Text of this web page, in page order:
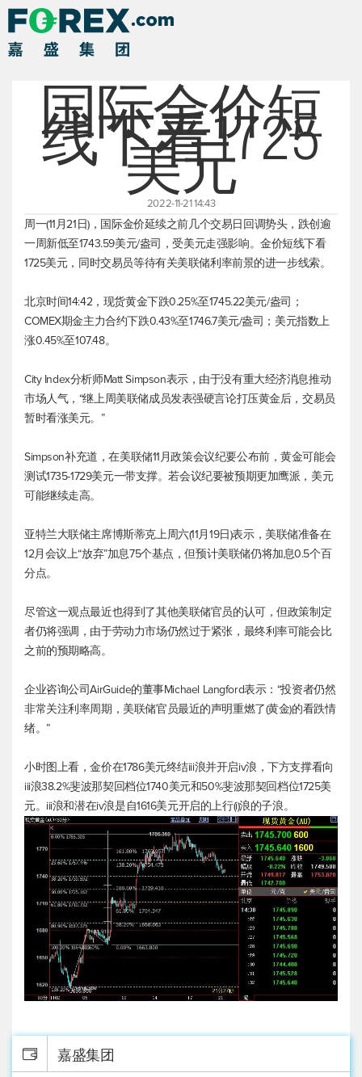
国际金价短
线下看1725
美元
2022-11-21 14:43
周一(11月21日)，国际金价延续之前几个交易日回调势头，跌创逾
一周新低至1743.59美元/盎司，受美元走强影响。金价短线下看
1725美元，同时交易员等待有关美联储利率前景的进一步线索。
北京时间14:42， 现货黄金下跌0.25%至1745.22美元/盎司；
COMEX期金主力合约下跌0.43%至1746.7美元/盎司； 美元指数上
涨0.45%至107.48。
City Index分析师Matt Simpson表示，由于没有重大经济消息推动
市场人气，“继上周美联储成员发表强硬言论打压黄金后，交易员
暂时看涨美元。”
Simpson补充道，在美联储11月政策会议纪要公布前，黄金可能会
测试1735-1729美元一带支撑。若会议纪要被预期更加鹰派，美元
可能继续走高。
亚特兰大联储主席博斯蒂克上周六(11月19日)表示，美联储准备在
12月会议上“放弃”加息75个基点，但预计美联储仍将加息0.5个百
分点。
尽管这一观点最近也得到了其他美联储官员的认可，但政策制定
者仍将强调，由于劳动力市场仍然过于紧张，最终利率可能会比
之前的预期略高。
企业咨询公司AirGuide的董事Michael Langford表示：“投资者仍然
非常关注利率周期，美联储官员最近的声明重燃了(黄金)的看跌情
绪。”
小时图上看，金价在1786美元终结iii浪并开启iv浪，下方支撑看向
iii浪38.2%斐波那契回档位1740美元和50%斐波那契回档位1725美
元。iii浪和潜在iv浪是自1616美元开启的上行(i)浪的子浪。
嘉盛集团